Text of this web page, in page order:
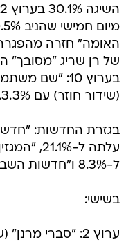
(שידור חוזר) עם 3.3%.
ל-8.3% ו"חדשות השבת" בערוץ 1 עם 4.2%.
בשישי: